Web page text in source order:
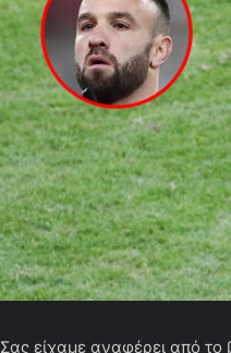
Σας είχαμε αναφέρει από